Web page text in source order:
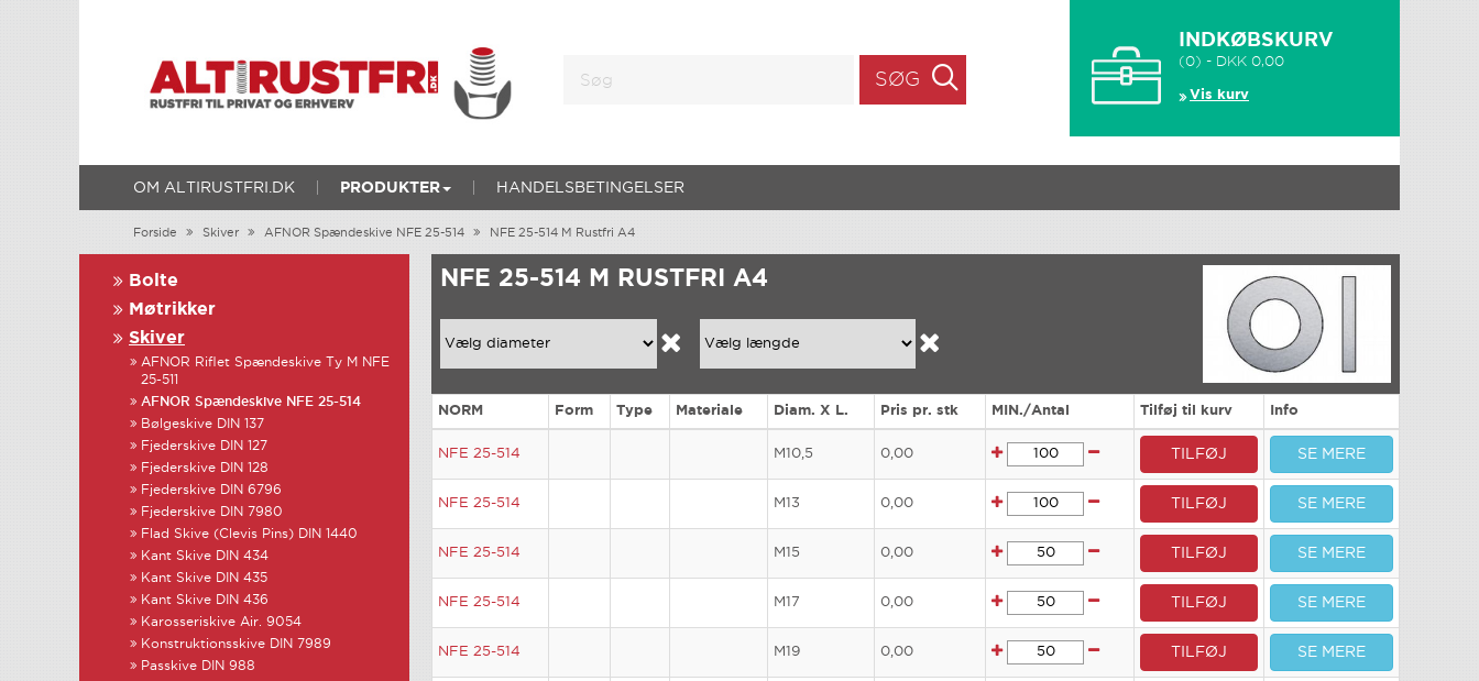
INDKØBSKURV
(0) - DKK 0,00
Vis kurv
OM ALTIRUSTFRI.DK PRODUKTER HANDELSBETINGELSER
SØG
Forside Skiver AFNOR Spændeskive NFE 25-514 NFE 25-514 M Rustfri A4
Bolte
Møtrikker
Skiver
AFNOR Riflet Spændeskive Ty M NFE
25-511
AFNOR Spændeskive NFE 25-514
Bølgeskive DIN 137
Fjederskive DIN 127
Fjederskive DIN 128
Fjederskive DIN 6796
Fjederskive DIN 7980
Flad Skive (Clevis Pins) DIN 1440
Kant Skive DIN 434
Kant Skive DIN 435
Kant Skive DIN 436
Karosseriskive Air. 9054
Konstruktionsskive DIN 7989
Passkive DIN 988
NFE 25-514 M RUSTFRI A4
NORM Form Type Materiale Diam. X L. Pris pr. stk MIN./Antal Tilføj til kurv Info
NFE 25-514 M10,5 0,00 TILFØJ SE MERE
NFE 25-514 M13 0,00 TILFØJ SE MERE
NFE 25-514 M15 0,00 TILFØJ SE MERE
NFE 25-514 M17 0,00 TILFØJ SE MERE
NFE 25-514 M19 0,00 TILFØJ SE MERE